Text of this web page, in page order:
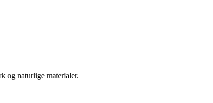
og naturlige materialer.